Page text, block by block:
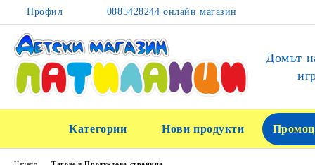
Профил 0885428244 онлайн магазин
Домът
Категории Нови продукти